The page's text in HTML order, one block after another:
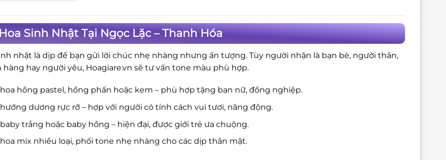
Sinh Nhật Tại Ngọc Lặc – Thanh Hóa
nhật là dịp để bạn gửi lời chúc nhẹ nhàng nhưng ấn tượng. Tùy người nhận là bạn bè, người thân,
hàng hay người yêu, Hoagiare.vn sẽ tư vấn tone màu phù hợp.
hồng pastel, hồng phấn hoặc kem – phù hợp tặng bạn nữ, đồng nghiệp.
dương rực rỡ – hợp với người có tính cách vui tươi, năng động.
trắng hoặc baby hồng – hiện đại, được giới trẻ ưa chuộng.
mix nhiều loại, phối tone nhẹ nhàng cho các dịp thân mật.